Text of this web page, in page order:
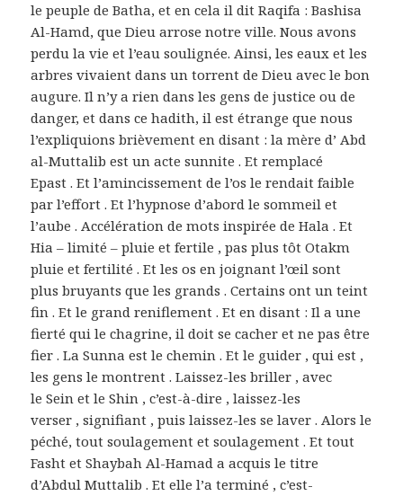
le peuple de Batha, et en cela il dit Raqifa : Bashisa
Al-Hamd, que Dieu arrose notre ville. Nous avons
perdu la vie et l’eau soulignée. Ainsi, les eaux et les
arbres vivaient dans un torrent de Dieu avec le bon
augure. Il n’y a rien dans les gens de justice ou de
danger, et dans ce hadith, il est étrange que nous
l’expliquions brièvement en disant : la mère d’ Abd
al-Muttalib est un acte sunnite . Et remplacé
Epast . Et l’amincissement de l’os le rendait faible
par l’effort . Et l’hypnose d’abord le sommeil et
l’aube . Accélération de mots inspirée de Hala . Et
Hia – limité – pluie et fertile , pas plus tôt Otakm
pluie et fertilité . Et les os en joignant l’œil sont
plus bruyants que les grands . Certains ont un teint
fin . Et le grand reniflement . Et en disant : Il a une
fierté qui le chagrine, il doit se cacher et ne pas être
fier . La Sunna est le chemin . Et le guider , qui est ,
les gens le montrent . Laissez-les briller , avec
le Sein et le Shin , c’est-à-dire , laissez-les
verser , signifiant , puis laissez-les se laver . Alors le
péché, tout soulagement et soulagement . Et tout
Fasht et Shaybah Al-Hamad a acquis le titre
d’Abdul Muttalib . Et elle l’a terminé , c’est-